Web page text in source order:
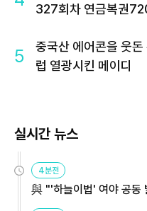
327회차 연금복권
5
중국산 에어콘을 웃
럽 열광시킨 메이디
실시간 뉴스
4분전
與 "'하늘이법' 여야 공동